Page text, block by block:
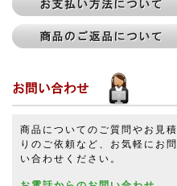
商品についてのご質問やお見積
りのご依頼など、お気軽にお問
い合わせください。